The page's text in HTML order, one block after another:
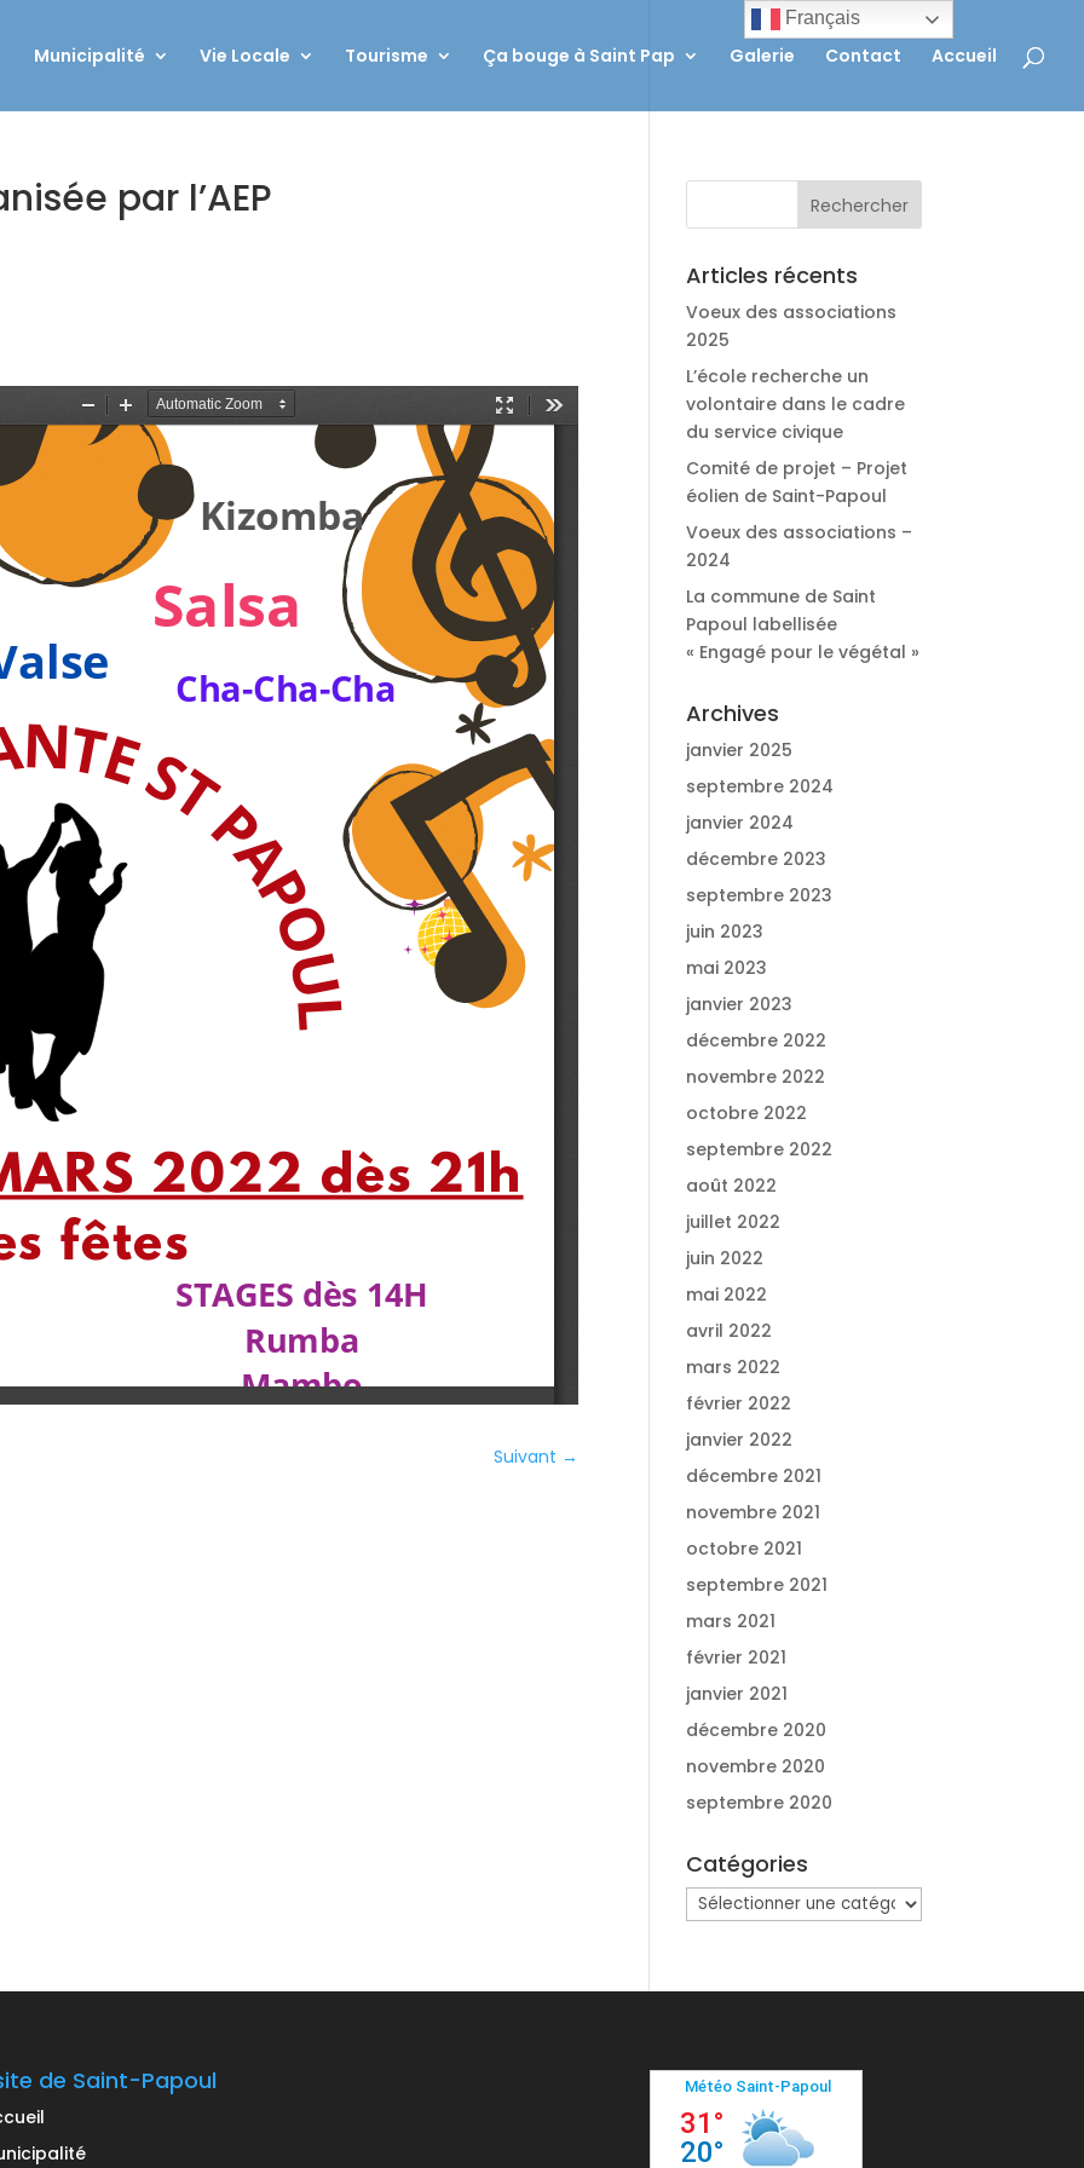
Municipalité Vie Locale Tourisme Ça bouge à Saint Pap Galerie Contact Accueil
par l’AEP
Suivant →
Articles récents
Voeux des associations
2025
L’école recherche un
volontaire dans le cadre
du service civique
Comité de projet – Projet
éolien de Saint-Papoul
Voeux des associations –
2024
La commune de Saint
Papoul labellisée
« Engagé pour le végétal »
Archives
janvier 2025
septembre 2024
janvier 2024
décembre 2023
septembre 2023
juin 2023
mai 2023
janvier 2023
décembre 2022
novembre 2022
octobre 2022
septembre 2022
août 2022
juillet 2022
juin 2022
mai 2022
avril 2022
mars 2022
février 2022
janvier 2022
décembre 2021
novembre 2021
octobre 2021
septembre 2021
mars 2021
février 2021
janvier 2021
décembre 2020
novembre 2020
septembre 2020
Catégories
Catégories
de Saint-Papoul
Français